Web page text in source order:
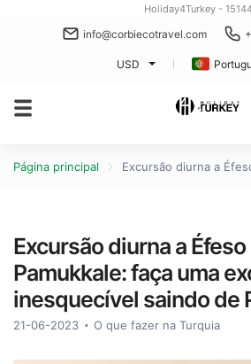
Holiday4Turkey -
info@corbiecotravel.com
USD
Página principal Excursão diurna a
Excursão diurna a
Pamukkale: faça uma
inesquecível saindo de
21-06-2023 O que fazer na Turquia